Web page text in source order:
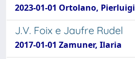
2023-01-01 Ortolano, Pierluigi
J.V. Foix e Jaufre Rudel
2017-01-01 Zamuner, Ilaria